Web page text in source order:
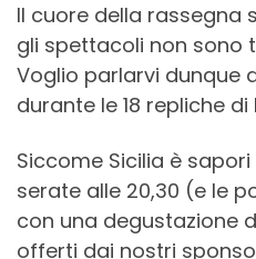
Il cuore della rassegna
gli spettacoli non sono
Voglio parlarvi dunque
durante le 18 repliche di
Siccome Sicilia è
serate alle 20,30 (e le
con una degustazione
offerti dai nostri